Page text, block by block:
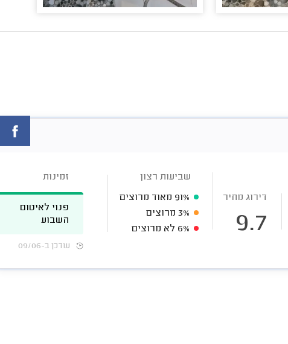
דירוג מחיר
9.7
שביעות רצון
91% מאוד מרוצים
3% מרוצים
6% לא מרוצים
זמינות
פנוי לאיטום
השבוע
עודכן ב-09/06